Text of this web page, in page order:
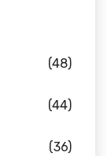
(48)
(44)
(36)